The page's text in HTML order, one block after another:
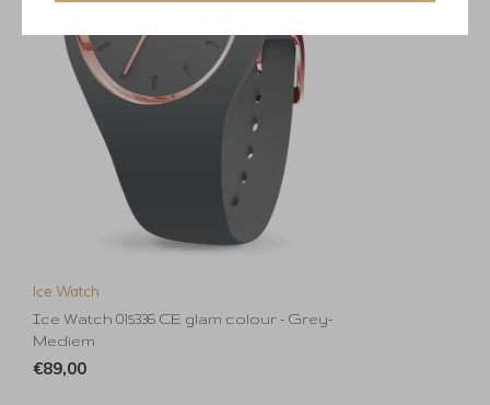
Ice Watch
Ice Watch 015336 CE glam colour - Grey-
Mediem
€89,00